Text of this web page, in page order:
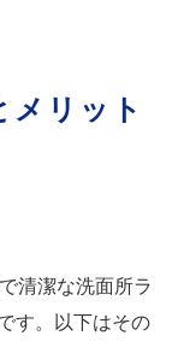
メリット
清潔な洗面所ラ
す。以下はその